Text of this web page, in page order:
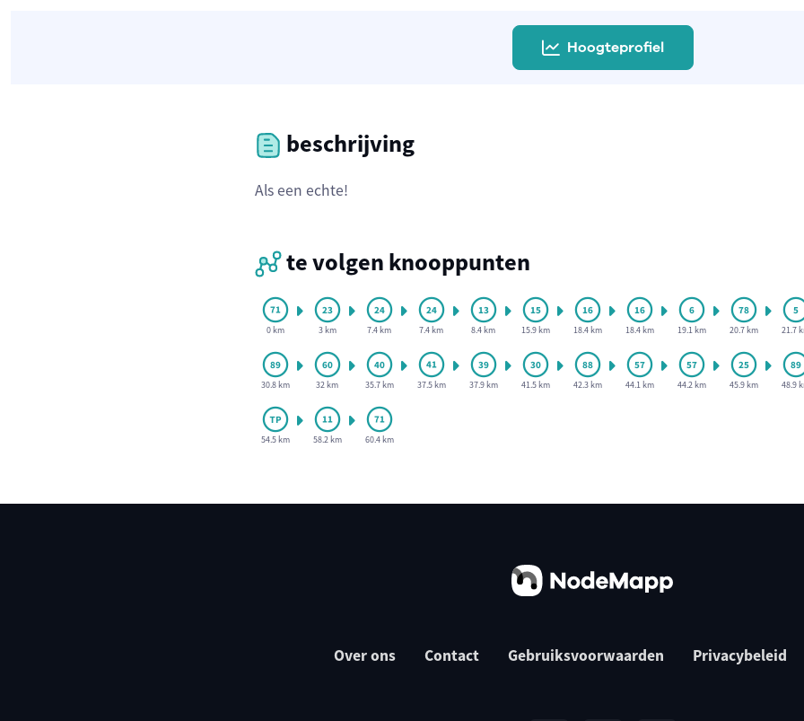
Hoogteprofiel
beschrijving
Als een echte!
te volgen knooppunten
0 km 3 km 7.4 km 7.4 km 8.4 km 15.9 km 18.4 km 18.4 km 19.1 km 20.7 km 21.7
30.8 km 32 km 35.7 km 37.5 km 37.9 km 41.5 km 42.3 km 44.1 km 44.2 km 45.9 km 48.9
54.5 km 58.2 km 60.4 km
Over ons Contact Gebruiksvoorwaarden Privacybeleid